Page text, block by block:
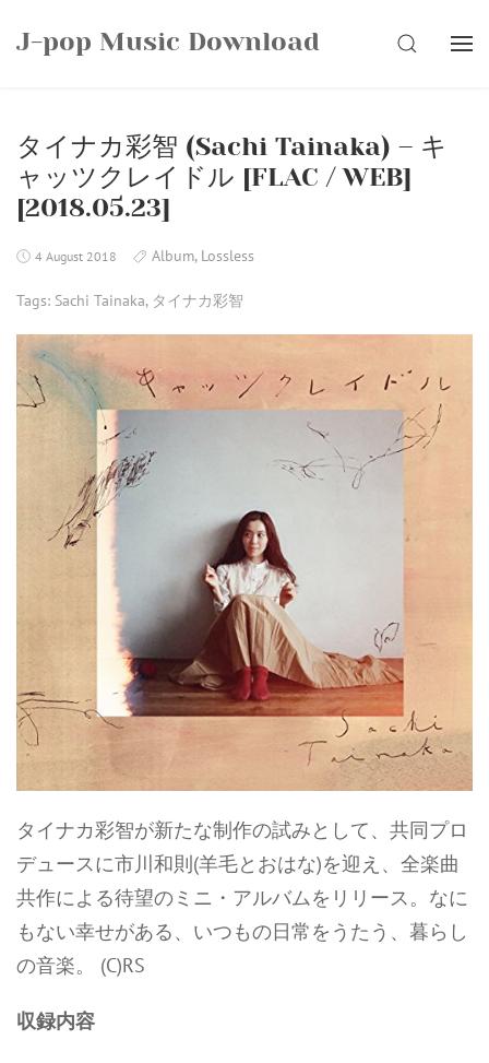
J-pop Music Download SEARCH
タイナカ彩智 (Sachi Tainaka) – キ
ャッツクレイドル [FLAC / WEB]
[2018.05.23]
4 August 2018 Album, Lossless
Tags: Sachi Tainaka, タイナカ彩智
タイナカ彩智が新たな制作の試みとして、共同プロ
デュースに市川和則(羊毛とおはな)を迎え、全楽曲
共作による待望のミニ・アルバムをリリース。なに
もない幸せがある、いつもの日常をうたう、暮らし
の音楽。 (C)RS
収録内容